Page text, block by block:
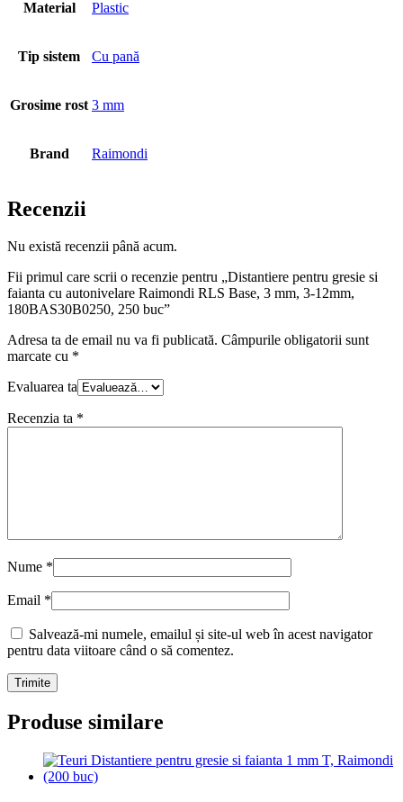
Material Plastic
Tip sistem Cu pană
Grosime rost 3 mm
Brand Raimondi
Recenzii
Nu există recenzii până acum.
Fii primul care scrii o recenzie pentru „Distantiere pentru gresie si
faianta cu autonivelare Raimondi RLS Base, 3 mm, 3-12mm,
180BAS30B0250, 250 buc”
Adresa ta de email nu va fi publicată. Câmpurile obligatorii sunt
marcate cu *
Evaluarea ta
Recenzia ta *
Nume *
Email *
Salvează-mi numele, emailul și site-ul web în acest navigator
pentru data viitoare când o să comentez.
Produse similare